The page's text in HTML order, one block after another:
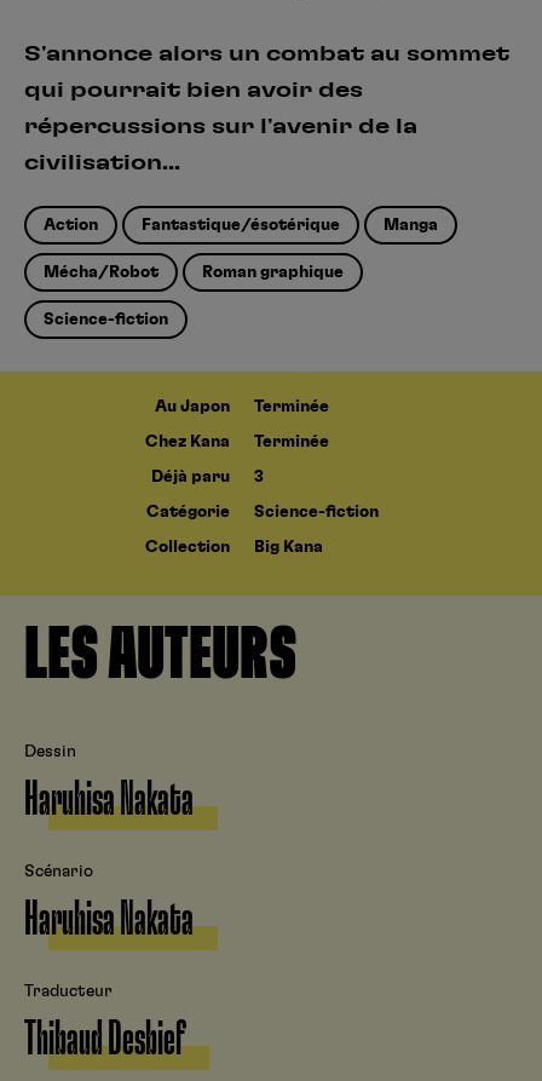
S'annonce alors un combat au sommet
qui pourrait bien avoir des
répercussions sur l'avenir de la
civilisation...
Action Fantastique/ésotérique Manga
Mécha/Robot Roman graphique
Science-fiction
Au Japon Terminée
Chez Kana Terminée
Déjà paru 3
Catégorie Science-fiction
Collection Big Kana
LES AUTEURS
Dessin
Haruhisa Nakata
Scénario
Haruhisa Nakata
Traducteur
Thibaud Desbief